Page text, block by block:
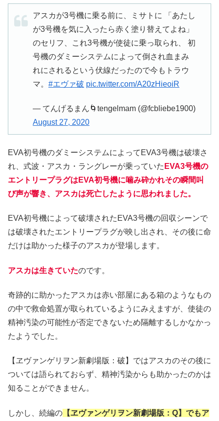
アスカが3号機に乗る前に、ミサトに 「あたし
が3号機を気に入ったら赤く塗り替えてよね」
のセリフ、これ3号機が使徒に乗っ取られ、 初
号機のダミーシステムによって倒され血まみ
れにされるという伏線だったので今もトラウ
マ。 #エヴァ破 pic.twitter.com/A20zHieoiR
— てんげるまん🌀tengelmam (@fcbliebe1900)
August 27, 2020
EVA初号機のダミーシステムによってEVA3号機は破壊さ
れ、式波・アスカ・ラングレーが乗っていた EVA3号機の
エントリープラグはEVA初号機に噛み砕かれその瞬間叫
び声が響き、アスカは死亡したように思われました。
EVA初号機によって破壊されたEVA3号機の回収シーンで
は破壊されたエントリープラグが映し出され、その後に命
だけは助かった様子のアスカが登場します。
アスカは生きていたのです。
奇跡的に助かったアスカは赤い部屋にある箱のようなもの
の中で救命処置が取られているようにみえますが、使徒の
精神汚染の可能性が否定できないため隔離するしかなかっ
たようでした。
【ヱヴァンゲリヲン新劇場版：破】ではアスカのその後に
ついては語られておらず、精神汚染からも助かったのかは
知ることができません。
しかし、続編の 【ヱヴァンゲリヲン新劇場版：Q】でもア